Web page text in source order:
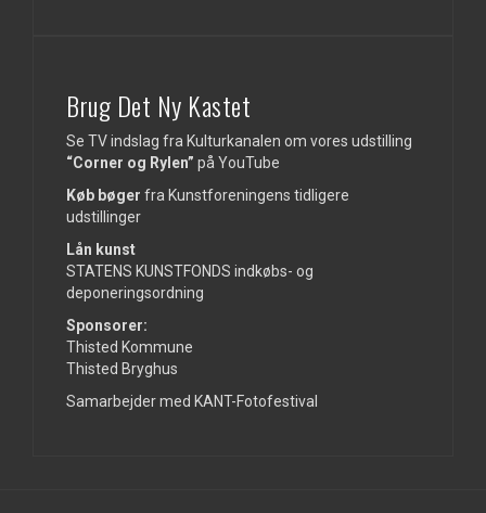
Brug Det Ny Kastet
Se TV indslag fra Kulturkanalen om vores udstilling
“Corner og Rylen” på YouTube
Køb bøger fra Kunstforeningens tidligere
udstillinger
Lån kunst
STATENS KUNSTFONDS indkøbs- og
deponeringsordning
Sponsorer:
Thisted Kommune
Thisted Bryghus
Samarbejder med KANT-Fotofestival